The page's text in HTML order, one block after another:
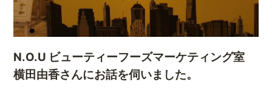
N.O.U ビューティーフーズマーケティング室
横田由香さんにお話を伺いました。